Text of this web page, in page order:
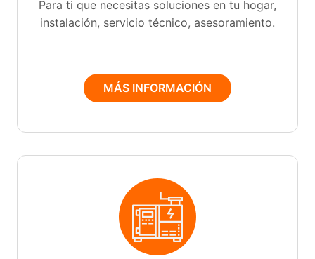
Para ti que necesitas soluciones en tu hogar,
instalación, servicio técnico, asesoramiento.
MÁS INFORMACIÓN